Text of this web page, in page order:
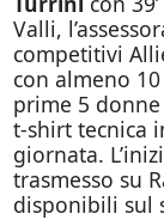
Valli,
competitivi
con almeno
prime 5
t-shirt tecnica
giornata.
trasmesso su
disponibili sul